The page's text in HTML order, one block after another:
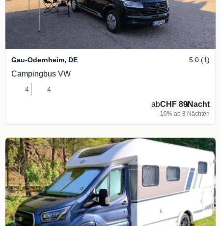
Gau-Odernheim, DE 5.0 (1)
Campingbus VW
4 4
abCHF 89/Nacht
-10% ab 8 Nächten